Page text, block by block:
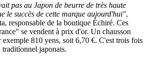
pas au Japon de beurre de très haute
le succès de cette marque aujourd'hui",
responsable de la boutique Échiré. Ces
se vendent à prix d'or. Un chausson
exemple 810 yens, soit 6,70 €. C'est trois fois
traditionnel japonais.